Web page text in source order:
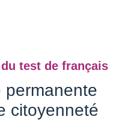
test de français
permanente
citoyenneté